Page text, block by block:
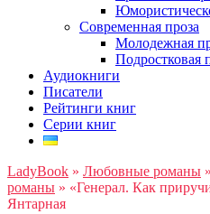
Современная проза
Молодежная
Подростковая
Аудиокниги
Писатели
Рейтинги книг
Серии книг
LadyBook » Любовные романы »
романы » «Генерал. Как
Янтарная